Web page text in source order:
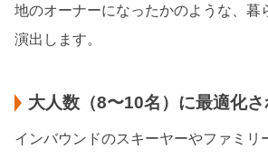
地のオーナーになったかのような、暮
演出します。
大人数（8〜10名）に最適化
インバウンドのスキーヤーやファミリ